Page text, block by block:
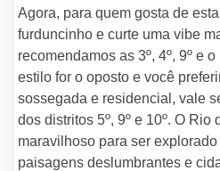
Agora, para quem gosta de
furduncinho e curte uma vibe
recomendamos as 3º, 4º, 9º e
estilo for o oposto e você
sossegada e residencial, vale
dos distritos 5º, 9º e 10º. O
maravilhoso para ser
paisagens deslumbrantes e